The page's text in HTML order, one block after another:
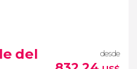
del
desde